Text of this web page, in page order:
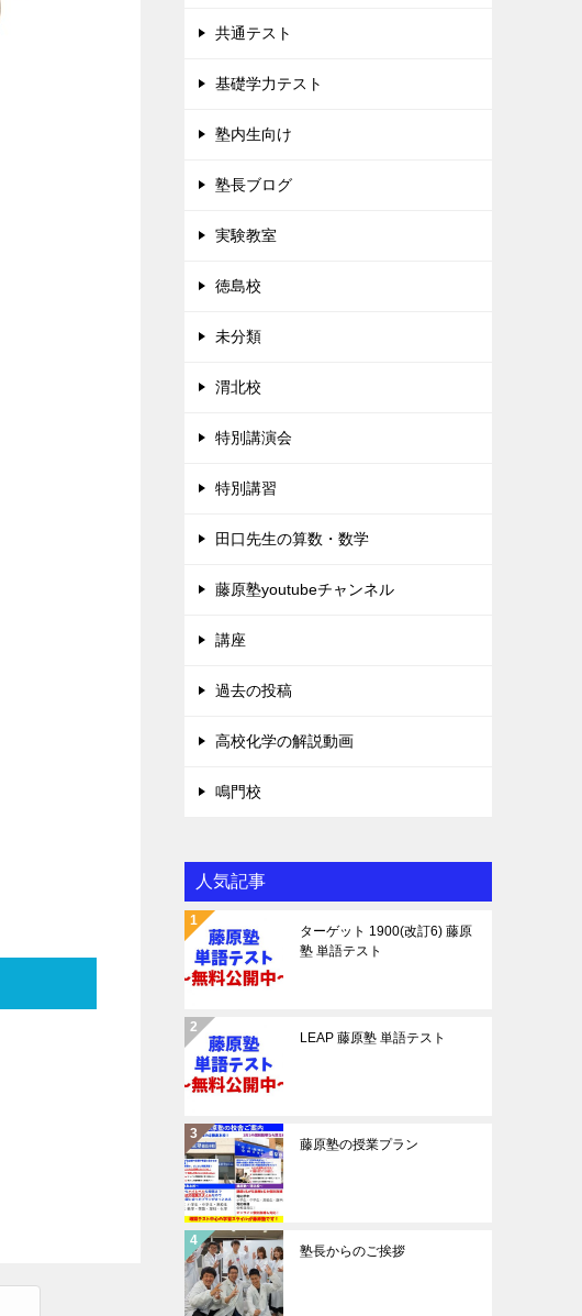
共通テスト
基礎学力テスト
塾内生向け
塾長ブログ
実験教室
徳島校
未分類
渭北校
特別講演会
特別講習
田口先生の算数・数学
藤原塾youtubeチャンネル
講座
過去の投稿
高校化学の解説動画
鳴門校
人気記事
ターゲット 1900(改訂6) 藤原
塾 単語テスト
LEAP 藤原塾 単語テスト
藤原塾の授業プラン
塾長からのご挨拶